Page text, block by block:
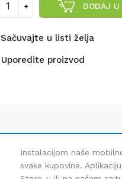
DODAJ U
Sačuvajte u listi želja
Uporedite proizvod
Instalacijom naše
svake kupovine.